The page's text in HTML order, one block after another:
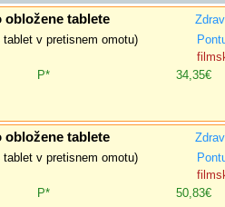
tablete
v pretisnem omotu)
P* 34,35€
tablete
v pretisnem omotu)
P* 50,83€